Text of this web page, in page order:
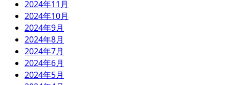
2024年11月
2024年10月
2024年9月
2024年8月
2024年7月
2024年6月
2024年5月